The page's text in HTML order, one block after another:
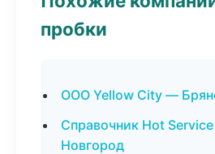
пробки
ООО Yellow City —
Справочник Hot
Новгород